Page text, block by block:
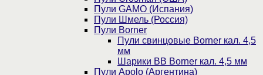
Пули GAMO (Испания)
Пули Шмель (Россия)
Пули Borner
Пули свинцовые Borner кал. 4,5
мм
Шарики BB Borner кал. 4,5 мм
Пули Apolo (Аргентина)